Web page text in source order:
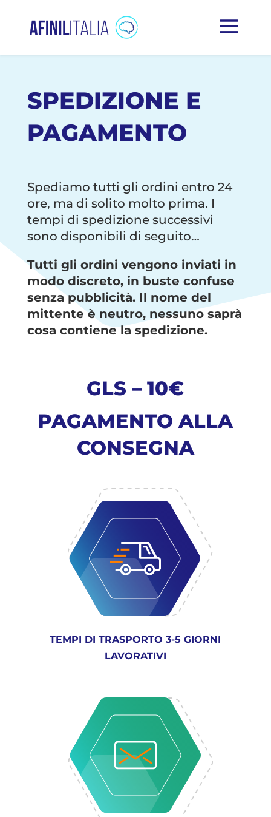
SPEDIZIONE E
PAGAMENTO
Spediamo tutti gli ordini entro 24
ore, ma di solito molto prima. I
tempi di spedizione successivi
sono disponibili di seguito…
Tutti gli ordini vengono inviati in
modo discreto, in buste confuse
senza pubblicità. Il nome del
mittente è neutro, nessuno saprà
cosa contiene la spedizione.
GLS – 10€
PAGAMENTO ALLA
CONSEGNA
TEMPI DI TRASPORTO 3-5 GIORNI
LAVORATIVI